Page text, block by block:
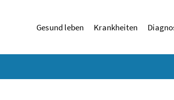
Gesund leben Krankheiten